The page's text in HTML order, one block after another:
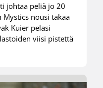
johtaa peliä jo 20
nousi takaa
Kuier pelasi
viisi pistettä